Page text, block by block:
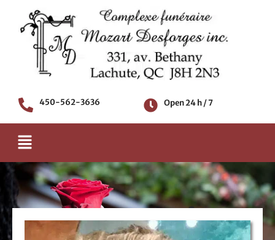
content
450-562-3636 Open 24 h / 7
Menu
Death notice